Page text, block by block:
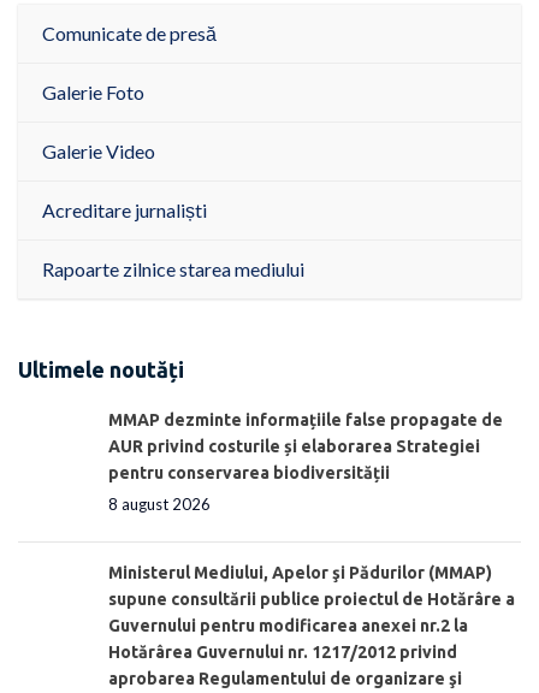
Comunicate de presă
Galerie Foto
Galerie Video
Acreditare jurnaliști
Rapoarte zilnice starea mediului
Ultimele noutăți
MMAP dezminte informațiile false propagate de
AUR privind costurile și elaborarea Strategiei
pentru conservarea biodiversității
8 august 2026
Ministerul Mediului, Apelor şi Pădurilor (MMAP)
supune consultării publice proiectul de Hotărâre a
Guvernului pentru modificarea anexei nr.2 la
Hotărârea Guvernului nr. 1217/2012 privind
aprobarea Regulamentului de organizare şi